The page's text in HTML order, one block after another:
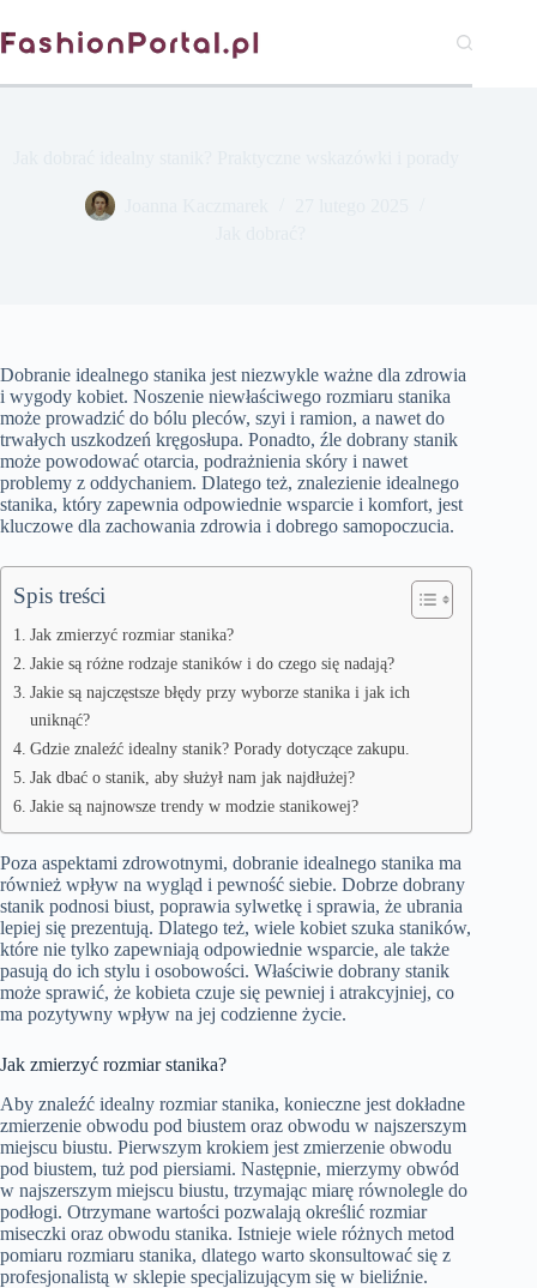
do
treści
Dobranie idealnego stanika jest niezwykle ważne dla zdrowia
i wygody kobiet. Noszenie niewłaściwego rozmiaru stanika
może prowadzić do bólu pleców, szyi i ramion, a nawet do
trwałych uszkodzeń kręgosłupa. Ponadto, źle dobrany stanik
może powodować otarcia, podrażnienia skóry i nawet
problemy z oddychaniem. Dlatego też, znalezienie idealnego
stanika, który zapewnia odpowiednie wsparcie i komfort, jest
kluczowe dla zachowania zdrowia i dobrego samopoczucia.
Spis treści
Jak zmierzyć rozmiar stanika?
Jakie są różne rodzaje staników i do czego się nadają?
Jakie są najczęstsze błędy przy wyborze stanika i jak ich
uniknąć?
Gdzie znaleźć idealny stanik? Porady dotyczące zakupu.
Jak dbać o stanik, aby służył nam jak najdłużej?
Jakie są najnowsze trendy w modzie stanikowej?
Poza aspektami zdrowotnymi, dobranie idealnego stanika ma
również wpływ na wygląd i pewność siebie. Dobrze dobrany
stanik podnosi biust, poprawia sylwetkę i sprawia, że ubrania
lepiej się prezentują. Dlatego też, wiele kobiet szuka staników,
które nie tylko zapewniają odpowiednie wsparcie, ale także
pasują do ich stylu i osobowości. Właściwie dobrany stanik
może sprawić, że kobieta czuje się pewniej i atrakcyjniej, co
ma pozytywny wpływ na jej codzienne życie.
Jak zmierzyć rozmiar stanika?
Aby znaleźć idealny rozmiar stanika, konieczne jest dokładne
zmierzenie obwodu pod biustem oraz obwodu w najszerszym
miejscu biustu. Pierwszym krokiem jest zmierzenie obwodu
pod biustem, tuż pod piersiami. Następnie, mierzymy obwód
w najszerszym miejscu biustu, trzymając miarę równolegle do
podłogi. Otrzymane wartości pozwalają określić rozmiar
miseczki oraz obwodu stanika. Istnieje wiele różnych metod
pomiaru rozmiaru stanika, dlatego warto skonsultować się z
profesjonalistą w sklepie specjalizującym się w bieliźnie.